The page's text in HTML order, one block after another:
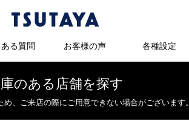
る質問 お客様の声 各種設定
のある店舗を探す
、 ご来店の際にご用意できない場合がございます。